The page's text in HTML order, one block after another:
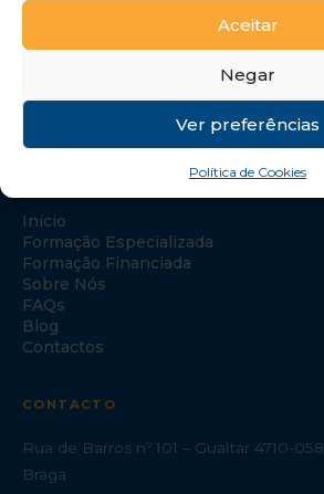
Aceitar
Negar
Ver preferências
Política de Cookies
Início
Formação Especializada
Formação Financiada
Sobre Nós
FAQs
Blog
Contactos
CONTACTO
Rua de Barros nº 101 – Gualtar 4710-058
Braga